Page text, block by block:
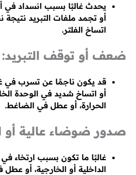
يحدث غالبًا بسبب انسداد في
أو تجمد ملفات التبريد
اتساخ الفلتر.
ضعف أو توقف التبريد:
قد يكون ناجمًا عن تسرب في
أو اتساخ شديد في الوحدة
الحرارة، أو عطل في الضاغط.
صدور ضوضاء عالية أو
غالبًا ما تكون بسبب ارتخاء
الداخلية أو الخارجية، أو